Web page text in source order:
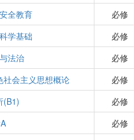
全教育 必修
学基础 必修
法治 必修
社会主义思想概论 必修
(B1) 必修
必修